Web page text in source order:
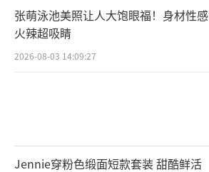
张萌泳池美照让人大饱眼福！身材性感
火辣超吸睛
2026-08-03 14:09:27
Jennie穿粉色缎面短款套装 甜酷鲜活